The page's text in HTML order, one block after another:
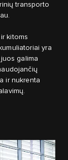
transporto
kitoms
yra
galima
ir nukrenta